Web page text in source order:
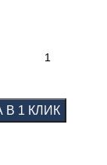
В 1 КЛИК